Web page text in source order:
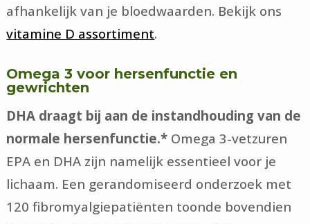
afhankelijk van je bloedwaarden. Bekijk ons
vitamine D assortiment.
Omega 3 voor hersenfunctie en
gewrichten
DHA draagt bij aan de instandhouding van de
normale hersenfunctie.* Omega 3-vetzuren
EPA en DHA zijn namelijk essentieel voor je
lichaam. Een gerandomiseerd onderzoek met
120 fibromyalgiepatiënten toonde bovendien